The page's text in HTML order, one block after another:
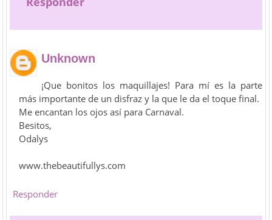
Unknown
¡Que bonitos los maquillajes! Para mí es la parte
más importante de un disfraz y la que le da el toque final.
Me encantan los ojos así para Carnaval.
Besitos,
Odalys
www.thebeautifullys.com
Responder